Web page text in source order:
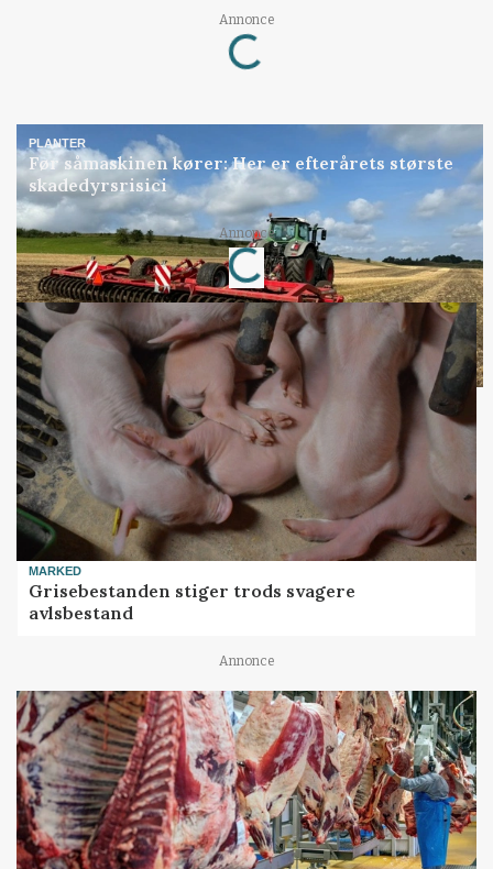
Annonce
Loading...
PLANTER
Før såmaskinen kører: Her er efterårets største
skadedyrsrisici
Annonce
Loading...
MARKED
Grisebestanden stiger trods svagere
avlsbestand
Annonce